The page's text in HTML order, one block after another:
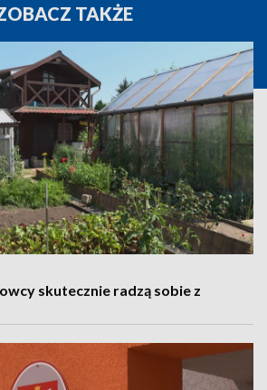
TAKŻE
skutecznie radzą sobie z